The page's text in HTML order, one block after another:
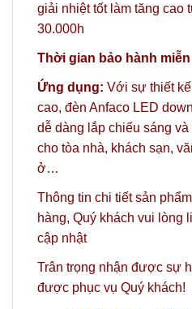
giải nhiệt tốt làm tăng cao
30.000h
Thời gian bảo hành
Ứng dụng: Với sự thiết
cao, đèn Anfaco LED
dễ dàng lắp chiếu sáng
cho tòa nhà, khách sạn,
ở…
Thông tin chi tiết sản
hàng, Quý khách vui lòng
cập nhật
Trân trọng nhận được sự
được phục vụ Quý khách!